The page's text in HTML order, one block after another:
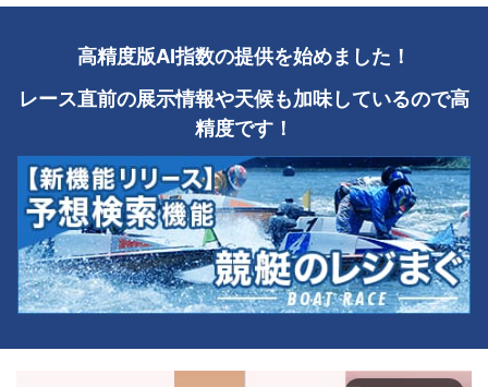
高精度版AI指数の提供を始めました！
レース直前の展示情報や天候も加味しているので高
精度です！